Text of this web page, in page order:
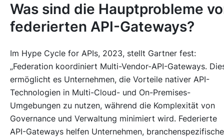
Was sind die Hauptprobleme
federierten API-Gateways?
Im Hype Cycle for APIs, 2023, stellt Gartner fest:
„Federation koordiniert Multi-Vendor-API-Gateways.
ermöglicht es Unternehmen, die Vorteile nativer API-
Technologien in Multi-Cloud- und On-Premises-
Umgebungen zu nutzen, während die Komplexität von
Governance und Verwaltung minimiert wird. Federierte
API-Gateways helfen Unternehmen, branchenspezifische